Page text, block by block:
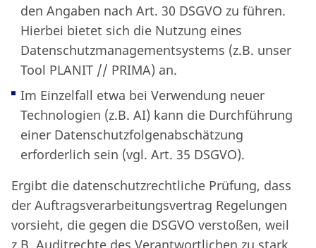
den Angaben nach Art. 30 DSGVO zu führen.
Hierbei bietet sich die Nutzung eines
Datenschutzmanagementsystems (z.B. unser
Tool PLANIT // PRIMA) an.
Im Einzelfall etwa bei Verwendung neuer
Technologien (z.B. AI) kann die Durchführung
einer Datenschutzfolgenabschätzung
erforderlich sein (vgl. Art. 35 DSGVO).
Ergibt die datenschutzrechtliche Prüfung, dass
der Auftragsverarbeitungsvertrag Regelungen
vorsieht, die gegen die DSGVO verstoßen, weil
z.B. Auditrechte des Verantwortlichen zu stark